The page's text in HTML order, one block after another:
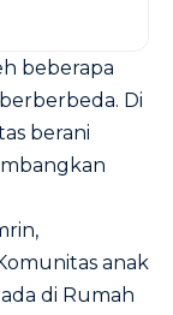
beberapa
Di
berani
anak
di Rumah